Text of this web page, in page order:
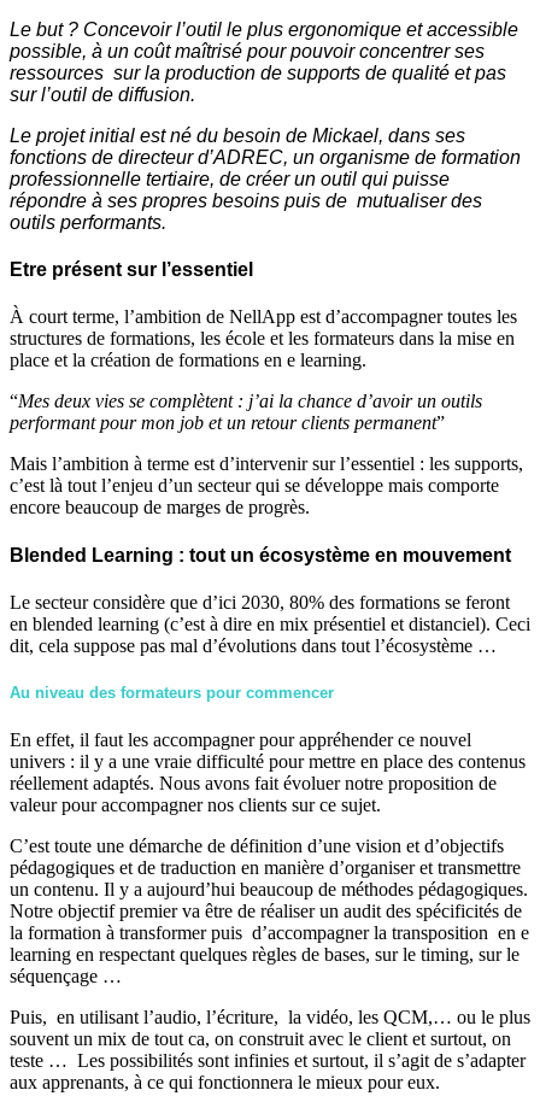
Le but ? Concevoir l’outil le plus ergonomique et accessible
possible, à un coût maîtrisé pour pouvoir concentrer ses
ressources sur la production de supports de qualité et pas
sur l’outil de diffusion.
Le projet initial est né du besoin de Mickael, dans ses
fonctions de directeur d’ADREC, un organisme de formation
professionnelle tertiaire, de créer un outil qui puisse
répondre à ses propres besoins puis de mutualiser des
outils performants.
Etre présent sur l’essentiel
À court terme, l’ambition de NellApp est d’accompagner toutes les
structures de formations, les école et les formateurs dans la mise en
place et la création de formations en e learning.
“Mes deux vies se complètent : j’ai la chance d’avoir un outils
performant pour mon job et un retour clients permanent”
Mais l’ambition à terme est d’intervenir sur l’essentiel : les supports,
c’est là tout l’enjeu d’un secteur qui se développe mais comporte
encore beaucoup de marges de progrès.
Blended Learning : tout un écosystème en mouvement
Le secteur considère que d’ici 2030, 80% des formations se feront
en blended learning (c’est à dire en mix présentiel et distanciel). Ceci
dit, cela suppose pas mal d’évolutions dans tout l’écosystème …
Au niveau des formateurs pour commencer
En effet, il faut les accompagner pour appréhender ce nouvel
univers : il y a une vraie difficulté pour mettre en place des contenus
réellement adaptés. Nous avons fait évoluer notre proposition de
valeur pour accompagner nos clients sur ce sujet.
C’est toute une démarche de définition d’une vision et d’objectifs
pédagogiques et de traduction en manière d’organiser et transmettre
un contenu. Il y a aujourd’hui beaucoup de méthodes pédagogiques.
Notre objectif premier va être de réaliser un audit des spécificités de
la formation à transformer puis d’accompagner la transposition en e
learning en respectant quelques règles de bases, sur le timing, sur le
séquençage …
Puis, en utilisant l’audio, l’écriture, la vidéo, les QCM,… ou le plus
souvent un mix de tout ca, on construit avec le client et surtout, on
teste … Les possibilités sont infinies et surtout, il s’agit de s’adapter
aux apprenants, à ce qui fonctionnera le mieux pour eux.